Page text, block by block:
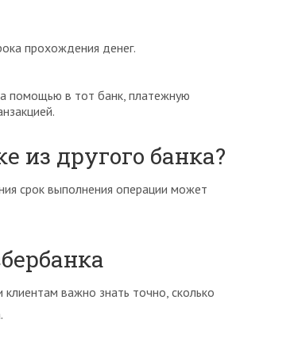
прохождения денег.
помощью в тот банк, платежную
из другого банка?
срок выполнения операции может
важно знать точно, сколько